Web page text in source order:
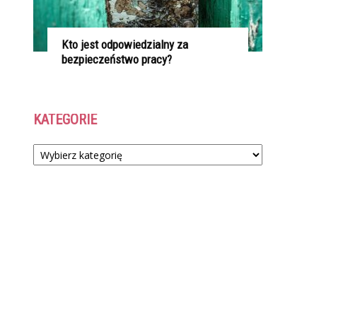
Kto jest odpowiedzialny za
bezpieczeństwo pracy?
KATEGORIE
Kategorie